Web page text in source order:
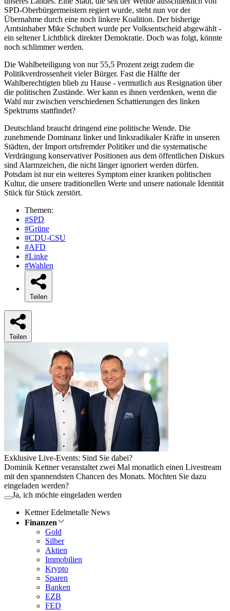
SPD-Oberbürgermeistern regiert wurde, steht nun vor der
Übernahme durch eine noch linkere Koalition. Der bisherige
Amtsinhaber Mike Schubert wurde per Volksentscheid abgewählt -
ein seltener Lichtblick direkter Demokratie. Doch was folgt, könnte
noch schlimmer werden.
Die Wahlbeteiligung von nur 55,5 Prozent zeigt zudem die
Politikverdrossenheit vieler Bürger. Fast die Hälfte der
Wahlberechtigten blieb zu Hause - vermutlich aus Resignation über
die politischen Zustände. Wer kann es ihnen verdenken, wenn die
Wahl nur zwischen verschiedenen Schattierungen des linken
Spektrums stattfindet?
Deutschland braucht dringend eine politische Wende. Die
zunehmende Dominanz linker und linksradikaler Kräfte in unseren
Städten, der Import ortsfremder Politiker und die systematische
Verdrängung konservativer Positionen aus dem öffentlichen Diskurs
sind Alarmzeichen, die nicht länger ignoriert werden dürfen.
Potsdam ist nur ein weiteres Symptom einer kranken politischen
Kultur, die unsere traditionellen Werte und unsere nationale Identität
Stück für Stück zerstört.
Themen:
#SPD
#Grüne
#CDU-CSU
#AFD
#Linke
#Wahlen
Teilen
Teilen
Exklusive Live-Events: Sind Sie dabei?
Dominik Kettner veranstaltet zwei Mal monatlich einen Livestream
mit den spannendsten Chancen des Monats. Möchten Sie dazu
eingeladen werden?
Ja, ich möchte eingeladen werden
Kettner Edelmetalle News
Finanzen
Gold
Silber
Aktien
Immobilien
Krypto
Sparen
Banken
EZB
FED